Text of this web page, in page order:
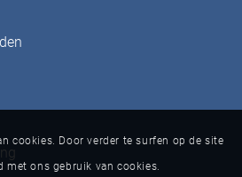
cookies. Door verder te surfen op de site
met ons gebruik van cookies.